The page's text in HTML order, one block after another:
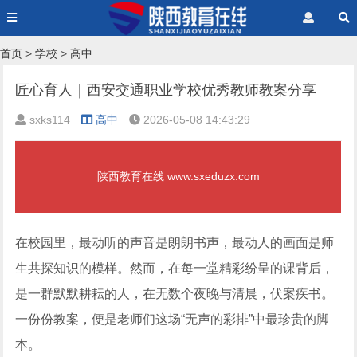
首页 > 学校 > 高中
匠心育人｜西安交通职业学校优秀教师教案分享
sxks114 高中 2026-05-08 14:43:29
陕西教育在线 www.sxeduzx.com
在校园里，最动听的声音是朗朗书声，最动人的画面是师
生共探知识的模样。然而，在每一堂精彩纷呈的课背后，
是一群默默耕耘的人，在无数个夜晚与清晨，伏案疾书。
一份份教案，便是老师们这场“无声的彩排”中最珍贵的脚
本。